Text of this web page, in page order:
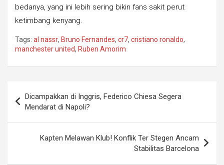
bedanya, yang ini lebih sering bikin fans sakit perut
ketimbang kenyang.
Tags: al nassr, Bruno Fernandes, cr7, cristiano ronaldo,
manchester united, Ruben Amorim
navigation
Dicampakkan di Inggris, Federico Chiesa Segera
Mendarat di Napoli?
Kapten Melawan Klub! Konflik Ter Stegen Ancam
Stabilitas Barcelona